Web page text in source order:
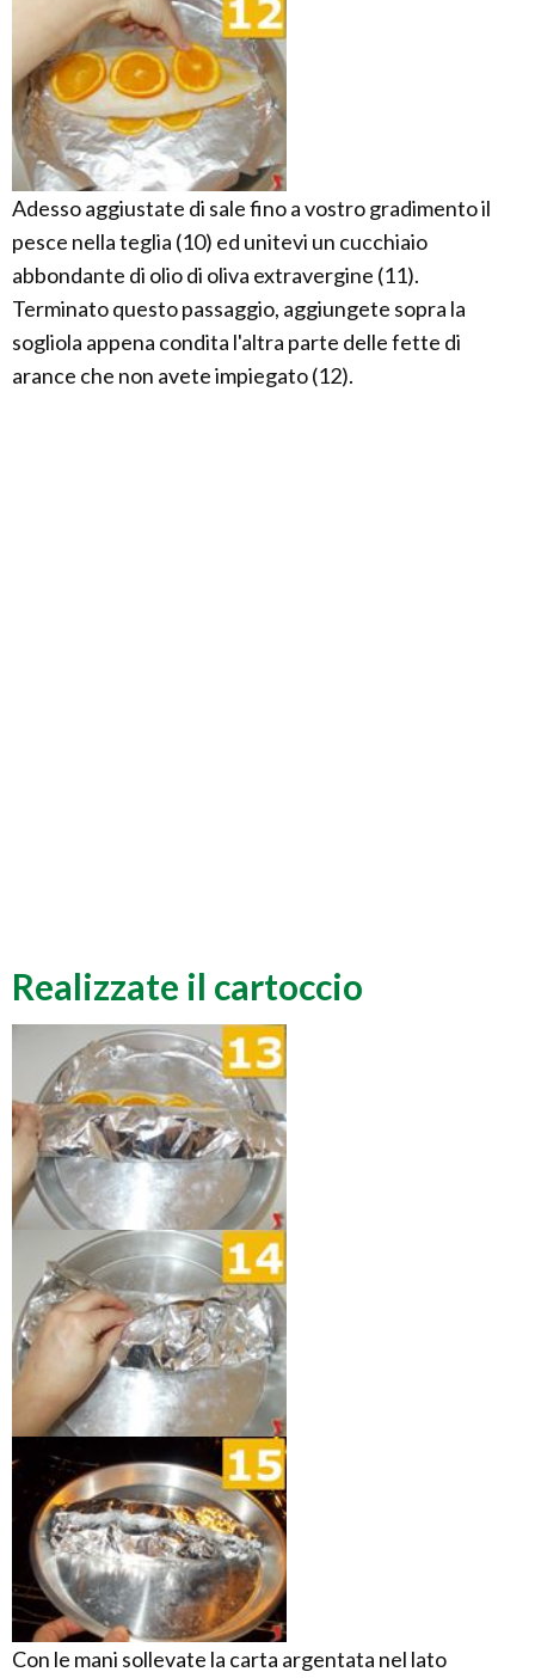
Adesso aggiustate di sale fino a vostro gradimento il
pesce nella teglia (10) ed unitevi un cucchiaio
abbondante di olio di oliva extravergine (11).
Terminato questo passaggio, aggiungete sopra la
sogliola appena condita l'altra parte delle fette di
arance che non avete impiegato (12).
Realizzate il cartoccio
Con le mani sollevate la carta argentata nel lato